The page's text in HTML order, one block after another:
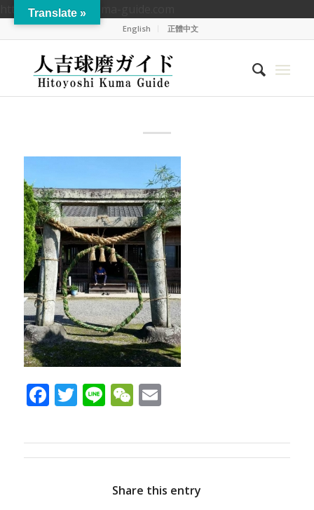
https://hitoyoshikuma-guide.com
English 正體中文
Facebook
Twitter
LineWeChat
Email
Share this entry
Translate »